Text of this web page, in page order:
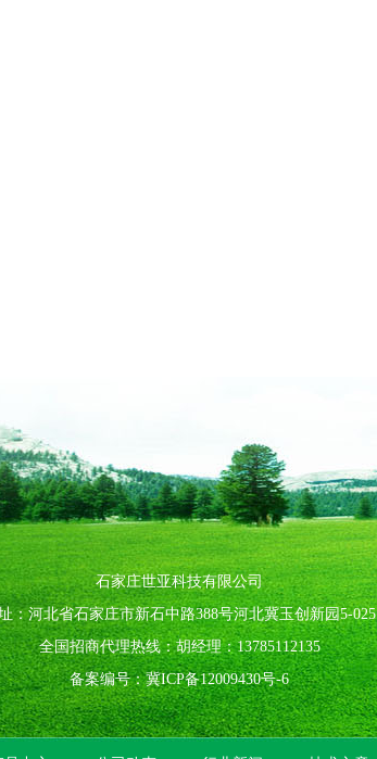
石家庄世亚科技有限公司
：河北省石家庄市新石中路388号河北冀玉创新园5-025
全国招商代理热线：胡经理：13785112135
备案编号：冀ICP备12009430号-6